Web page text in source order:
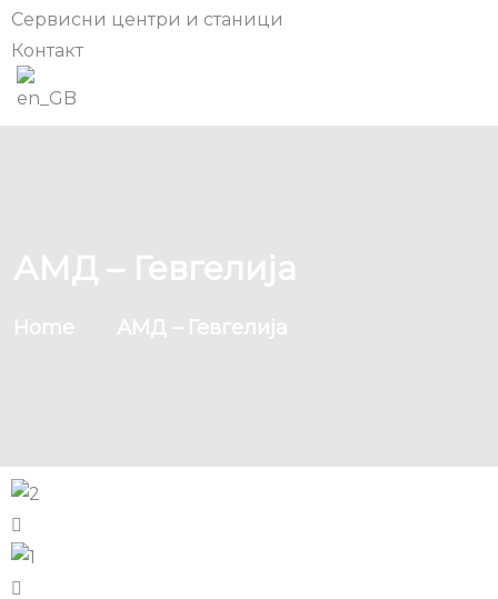
Сервисни центри и станици
Контакт
АМД – Гевгелија
Home АМД – Гевгелија